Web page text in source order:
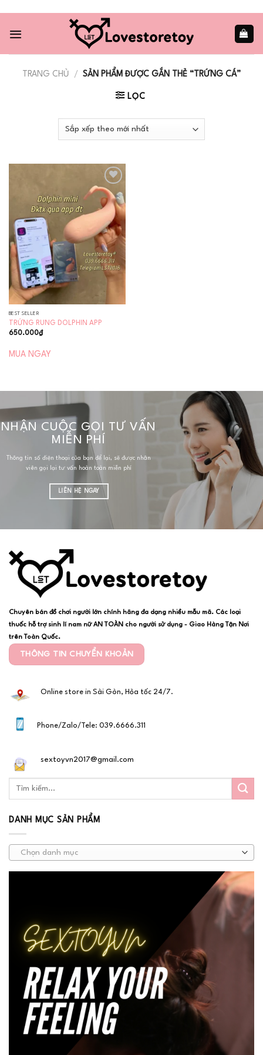
content
TRANG CHỦ / SẢN PHẨM ĐƯỢC GẮN THẺ “TRỨNG CÁ”
LỌC
Add to
wishlist
BEST SELLER
TRỨNG RUNG DOLPHIN APP
650.000₫
MUA NGAY
NHẬN CUỘC GỌI TƯ VẤN
MIỄN PHÍ
Thông tin số điện thoại của bạn để lại, sẽ được nhân
viên gọi lại tư vấn hoàn toàn miễn phí
LIÊN HỆ NGAY
Chuyên bán đồ chơi người lớn chính hãng đa dạng nhiều mẫu mã. Các loại
thuốc hỗ trợ sinh lí nam nữ AN TOÀN cho người sử dụng - Giao Hàng Tận Nơi
trên Toàn Quốc.
THÔNG TIN CHUYỂN KHOẢN
Online store in Sài Gòn, Hỏa tốc 24/7.
Phone/Zalo/Tele: 039.6666.311
sextoyvn2017@gmail.com
DANH MỤC SẢN PHẨM
Chọn danh mục